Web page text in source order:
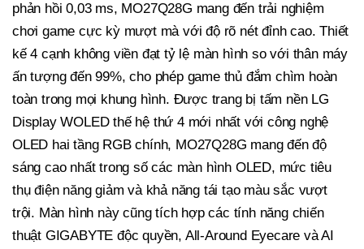
phản hồi 0,03 ms, MO27Q28G mang đến trải nghiệm
chơi game cực kỳ mượt mà với độ rõ nét đỉnh cao. Thiết
kế 4 cạnh không viền đạt tỷ lệ màn hình so với thân máy
ấn tượng đến 99%, cho phép game thủ đắm chìm hoàn
toàn trong mọi khung hình. Được trang bị tấm nền LG
Display WOLED thế hệ thứ 4 mới nhất với công nghệ
OLED hai tầng RGB chính, MO27Q28G mang đến độ
sáng cao nhất trong số các màn hình OLED, mức tiêu
thụ điện năng giảm và khả năng tái tạo màu sắc vượt
trội. Màn hình này cũng tích hợp các tính năng chiến
thuật GIGABYTE độc quyền, All-Around Eyecare và AI